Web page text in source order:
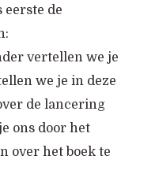
de
vertellen we je
we je in deze
de lancering
ons door het
over het boek te